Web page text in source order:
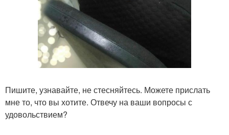
Пишите, узнавайте, не стесняйтесь. Можете прислать
мне то, что вы хотите. Отвечу на ваши вопросы с
удовольствием?